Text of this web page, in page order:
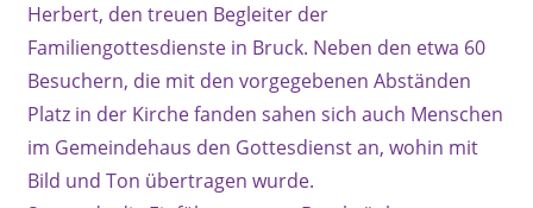
Herbert, den treuen Begleiter der
Familiengottesdienste in Bruck. Neben den etwa 60
Besuchern, die mit den vorgegebenen Abständen
Platz in der Kirche fanden sahen sich auch Menschen
im Gemeindehaus den Gottesdienst an, wohin mit
Bild und Ton übertragen wurde.